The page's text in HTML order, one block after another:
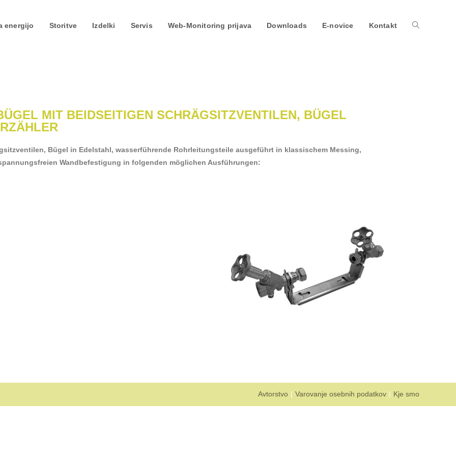
energijo Storitve Izdelki Servis Web-Monitoring prijava Downloads E-novice Kontakt
MIT BEIDSEITIGEN SCHRÄGSITZVENTILEN, BÜGEL
Bügel in Edelstahl, wasserführende Rohrleitungsteile ausgeführt in klassischem Messing,
Wandbefestigung in folgenden möglichen Ausführungen:
Avtorstvo Varovanje osebnih podatkov Kje smo